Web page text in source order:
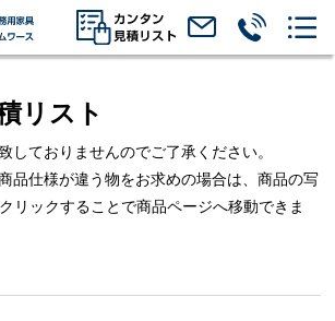
リスト
しておりませんのでご了承ください。
品仕様が違う物をお求めの場合は、商品の写
リックすることで商品ページへ移動できま